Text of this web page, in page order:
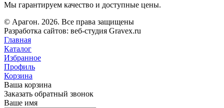
Мы гарантируем качество и доступные цены.
© Арагон. 2026. Все права защищены
Разработка сайтов: веб-студия Gravex.ru
Главная
Каталог
Избранное
Профиль
Корзина
Ваша корзина
Заказать обратный звонок
Ваше имя